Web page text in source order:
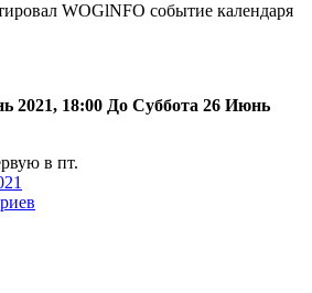
WOGlNFO событие календаря
2021, 18:00 До Суббота 26 Июнь
в пт.